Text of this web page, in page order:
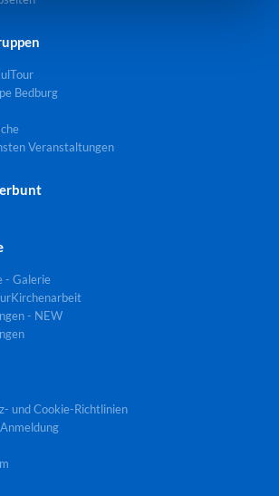
Bedburg
Veranstaltungen
- Galerie
- NEW
und Cookie-Richtlinien